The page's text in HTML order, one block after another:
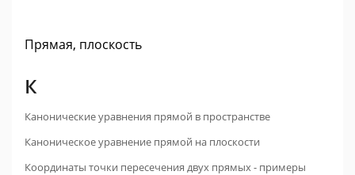
Прямая, плоскость
К
Канонические уравнения прямой в пространстве
Каноническое уравнение прямой на плоскости
Координаты точки пересечения двух прямых - примеры